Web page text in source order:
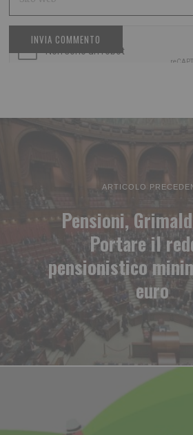
ARTICOLO
Pensioni,
Portare il
pensionistico
euro